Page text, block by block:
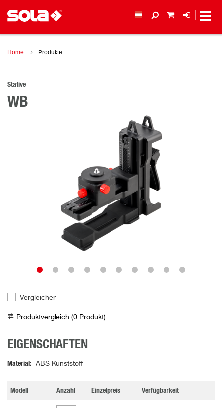
Home Produkte
Stative
WB
Vergleichen
Produktvergleich (0 Produkt)
EIGENSCHAFTEN
Material ABS Kunststoff
Modell Anzahl Einzelpreis Verfügbarkeit
MEIN